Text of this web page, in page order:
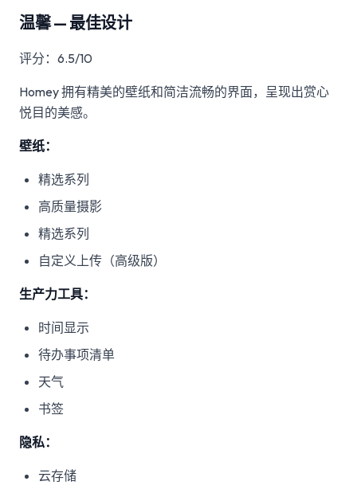
温馨 — 最佳设计
评分：6.5/10
Homey 拥有精美的壁纸和简洁流畅的界面，呈现出赏心
悦目的美感。
壁纸：
精选系列
高质量摄影
精选系列
自定义上传（高级版）
生产力工具：
时间显示
待办事项清单
天气
书签
隐私：
云存储